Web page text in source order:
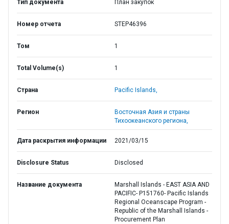
Тип документа План закупок
Номер отчета STEP46396
Том 1
Total Volume(s) 1
Страна Pacific Islands,
Регион
Восточная Азия и страны
Тихоокеанского региона,
Дата раскрытия информации 2021/03/15
Disclosure Status Disclosed
Название документа
Marshall Islands - EAST ASIA AND
PACIFIC- P151760- Pacific Islands
Regional Oceanscape Program -
Republic of the Marshall Islands -
Procurement Plan